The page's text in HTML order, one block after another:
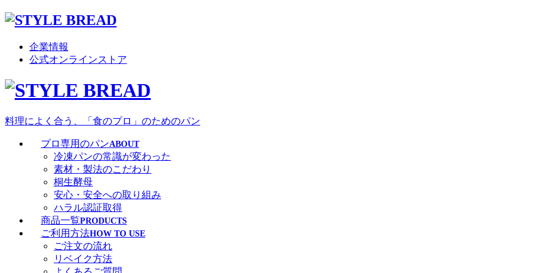
企業情報
公式オンラインストア
料理によく合う、「食のプロ」のためのパン
プロ専用のパンABOUT
冷凍パンの常識が変わった
素材・製法のこだわり
桐生酵母
安心・安全への取り組み
ハラル認証取得
商品一覧PRODUCTS
ご利用方法HOW TO USE
ご注文の流れ
リベイク方法